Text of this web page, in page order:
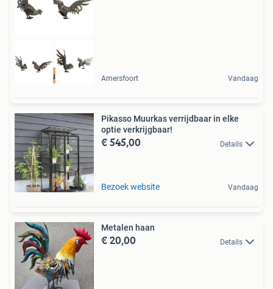
1stbuddha Amersfoort Vandaag
Pikasso Muurkas verrijdbaar in elke
optie verkrijgbaar!
€ 545,00 Details
Bezoek website Vandaag
Metalen haan
€ 20,00 Details